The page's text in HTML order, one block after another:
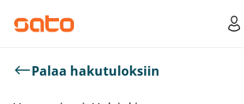
Palaa hakutuloksiin